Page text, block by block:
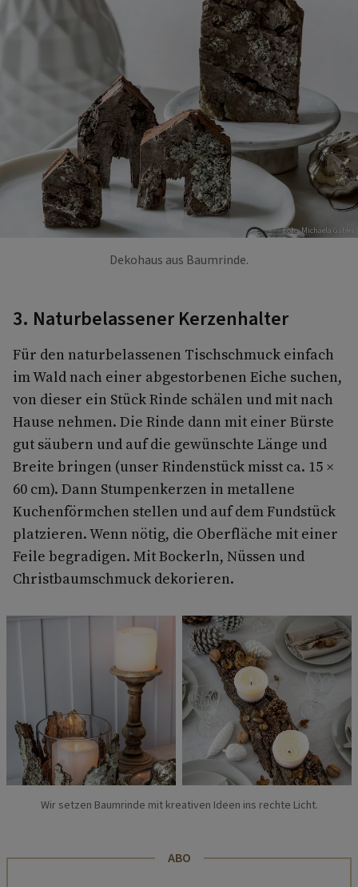
Foto: Michaela Gabler
Dekohaus aus Baumrinde.
3. Naturbelassener Kerzenhalter
Für den naturbelassenen Tischschmuck einfach
im Wald nach einer abgestorbenen Eiche suchen,
von dieser ein Stück Rinde schälen und mit nach
Hause nehmen. Die Rinde dann mit einer Bürste
gut säubern und auf die gewünschte Länge und
Breite bringen (unser Rindenstück misst ca. 15 ×
60 cm). Dann Stumpenkerzen in metallene
Kuchenförmchen stellen und auf dem Fundstück
platzieren. Wenn nötig, die Oberfläche mit einer
Feile begradigen. Mit Bockerln, Nüssen und
Christbaumschmuck dekorieren.
Wir setzen Baumrinde mit kreativen Ideen ins rechte Licht.
ABO